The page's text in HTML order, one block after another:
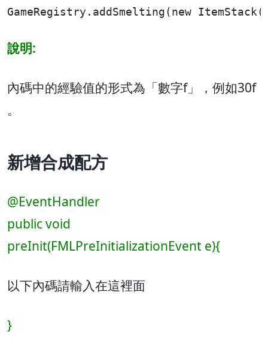
GameRegistry.addSmelting(new ItemStack(
說明:
內碼中的經驗值的形式為「數字f」，例如30f
。
新增合成配方
@EventHandler
public void
preInit(FMLPreInitializationEvent e){
以下內碼請輸入在這裡面
}